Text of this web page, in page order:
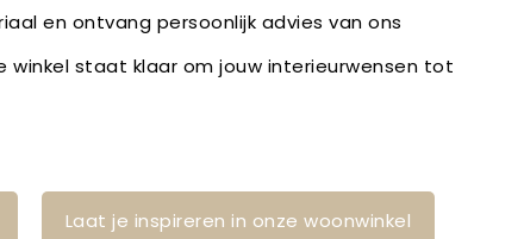
en ontvang persoonlijk advies van ons
winkel staat klaar om jouw interieurwensen tot
Laat je inspireren in onze woonwinkel